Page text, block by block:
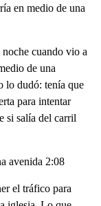
en medio de una
cuando vio a
de una
lo dudó: tenía que
para intentar
si salía del carril
avenida 2:08
el tráfico para